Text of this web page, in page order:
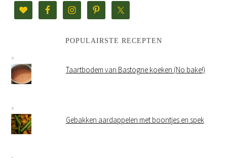
POPULAIRSTE RECEPTEN
Taartbodem van Bastogne koeken (No bake!)
Gebakken aardappelen met boontjes en spek